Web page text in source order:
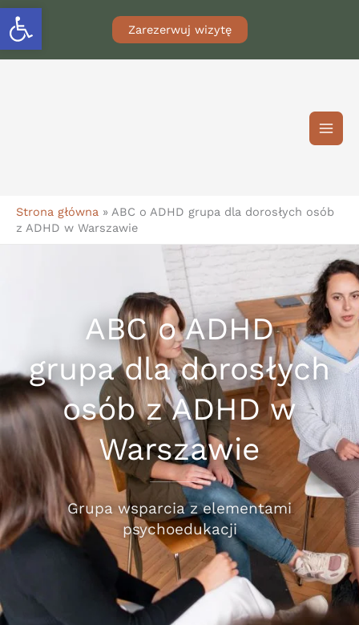
Przejdź
do
treści
Zarezerwuj wizytę
Strona główna » ABC o ADHD grupa dla dorosłych osób
z ADHD w Warszawie
ABC o ADHD
grupa dla dorosłych
osób z ADHD w
Warszawie
Grupa wsparcia z elementami
psychoedukacji
Otwórz pasek narzędzi